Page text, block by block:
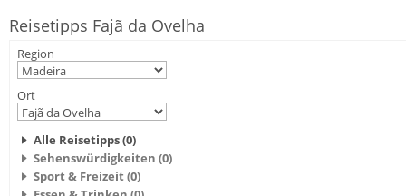
Reisetipps Fajã da Ovelha
Region
Ort
Alle Reisetipps (0)
Sehenswürdigkeiten (0)
Sport & Freizeit (0)